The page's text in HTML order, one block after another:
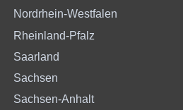
Nordrhein-Westfalen
Rheinland-Pfalz
Saarland
Sachsen
Sachsen-Anhalt